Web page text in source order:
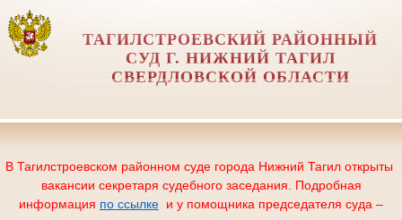
ТАГИЛСТРОЕВСКИЙ РАЙОННЫЙ
СУД Г. НИЖНИЙ ТАГИЛ
СВЕРДЛОВСКОЙ ОБЛАСТИ
В Тагилстроевском районном суде города Нижний Тагил открыты
вакансии секретаря судебного заседания. Подробная
информация по ссылке и у помощника председателя суда –